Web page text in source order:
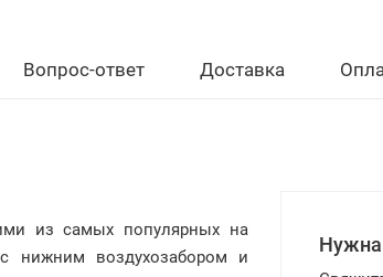
Вопрос-ответ Доставка
из самых популярных на
нижним воздухозабором и